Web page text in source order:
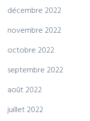
décembre 2022
novembre 2022
octobre 2022
septembre 2022
août 2022
juillet 2022